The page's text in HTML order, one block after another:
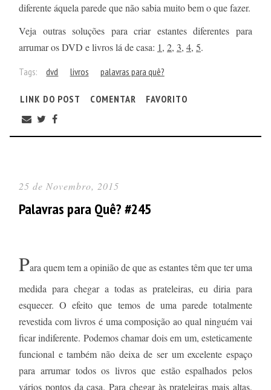
diferente áquela parede que não sabia muito bem o que fazer.
Veja outras soluções para criar estantes diferentes para
arrumar os DVD e livros lá de casa: 1, 2, 3, 4, 5.
Tags: dvd livros palavras para quê?
LINK DO POST COMENTAR FAVORITO
25 de Novembro, 2015
Palavras para Quê? #245
Para quem tem a opinião de que as estantes têm que ter uma
medida para chegar a todas as prateleiras, eu diria para
esquecer. O efeito que temos de uma parede totalmente
revestida com livros é uma composição ao qual ninguém vai
ficar indiferente. Podemos chamar dois em um, esteticamente
funcional e também não deixa de ser um excelente espaço
para arrumar todos os livros que estão espalhados pelos
vários pontos da casa. Para chegar às prateleiras mais altas,